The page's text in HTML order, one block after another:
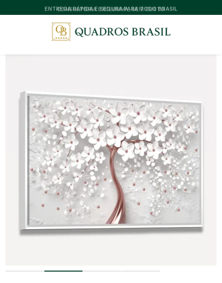
CONSULTORIA EXCLUSIVA, SEM CUSTO